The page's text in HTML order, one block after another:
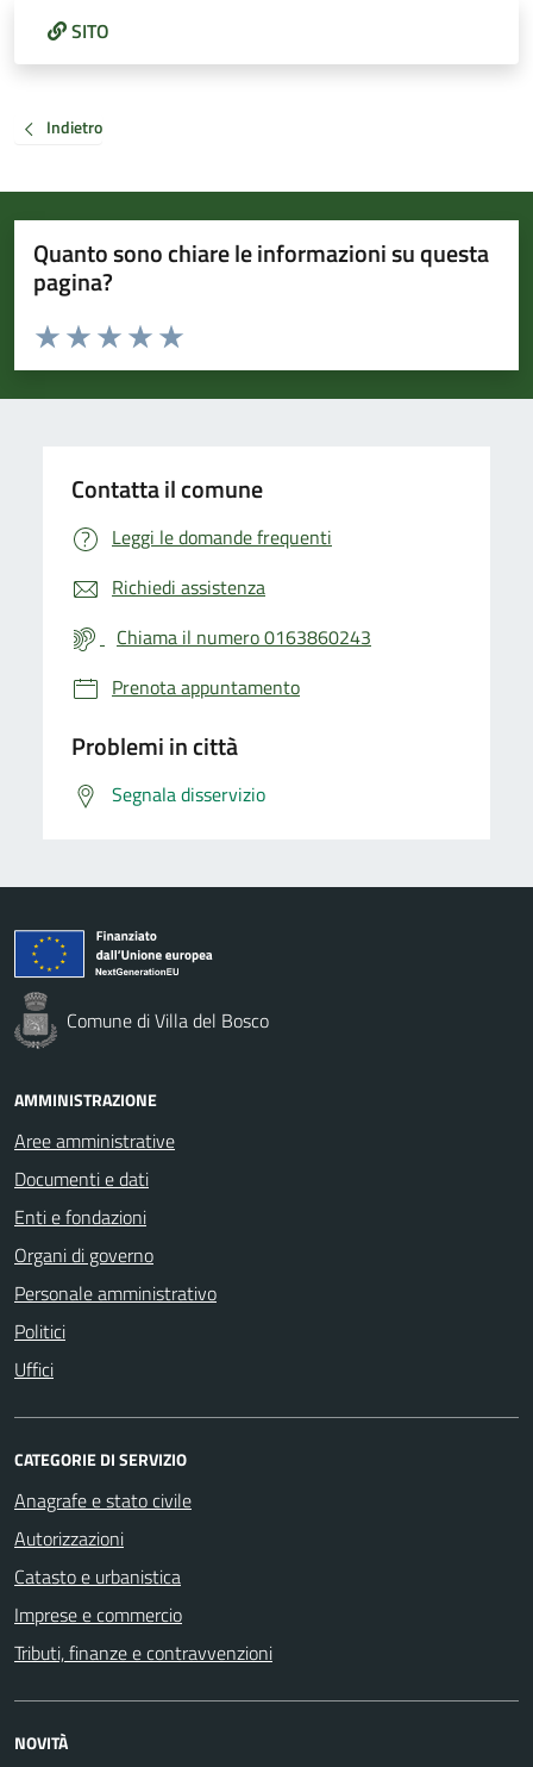
SITO
Indietro
Quanto sono chiare le informazioni su questa
pagina?
Valuta da 1 a 5 stelle la pagina
Valuta 5 stelle su 5
Valuta 4 stelle su 5
Valuta 3 stelle su 5
Valuta 2 stelle su 5
Valuta 1 stelle su 5
Contatta il comune
Leggi le domande frequenti
Richiedi assistenza
Chiama il numero 0163860243
Prenota appuntamento
Problemi in città
Segnala disservizio
Comune di Villa del Bosco
AMMINISTRAZIONE
Aree amministrative
Documenti e dati
Enti e fondazioni
Organi di governo
Personale amministrativo
Politici
Uffici
CATEGORIE DI SERVIZIO
Anagrafe e stato civile
Autorizzazioni
Catasto e urbanistica
Imprese e commercio
Tributi, finanze e contravvenzioni
NOVITÀ